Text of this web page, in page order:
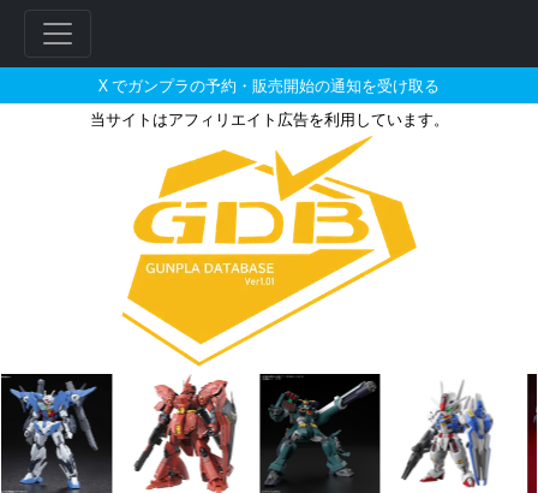
X でガンプラの予約・販売開始の通知を受け取る
当サイトはアフィリエイト広告を利用しています。
RG 1/144 ダブルオーザンライザ
ー
ド